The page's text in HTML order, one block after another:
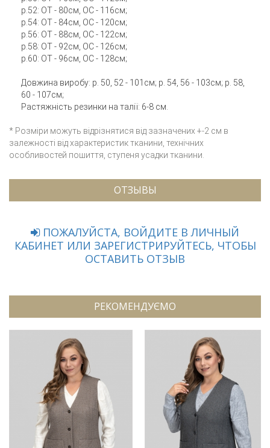
р.52: ОТ - 80см, ОС - 116см;
р.54: ОТ - 84см, ОС - 120см;
р.56: ОТ - 88см, ОС - 122см;
р.58: ОТ - 92см, ОС - 126см;
р.60: ОТ - 96см, ОС - 128см;
Довжина виробу: р. 50, 52 - 101см; р. 54, 56 - 103см; р. 58,
60 - 107см;
Растяжність резинки на талії: 6-8 см.
* Розміри можуть відрізнятися від зазначених +-2 см в
залежності від характеристик тканини, технічних
особливостей пошиття, ступеня усадки тканини.
ОТЗЫВЫ
ПОЖАЛУЙСТА, ВОЙДИТЕ В ЛИЧНЫЙ
КАБИНЕТ ИЛИ ЗАРЕГИСТРИРУЙТЕСЬ, ЧТОБЫ
ОСТАВИТЬ ОТЗЫВ
РЕКОМЕНДУЄМО